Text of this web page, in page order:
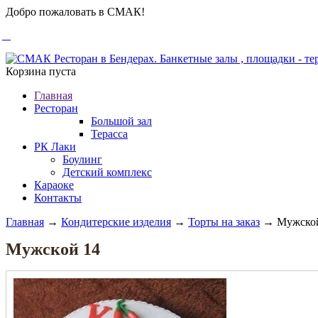
Добро пожаловать в СМАК!
Корзина пуста
Главная
Ресторан
Большой зал
Терасса
РК Лаки
Боулинг
Детский комплекс
Караоке
Контакты
Главная → Кондитерские изделия → Торты на заказ →
Мужской 14